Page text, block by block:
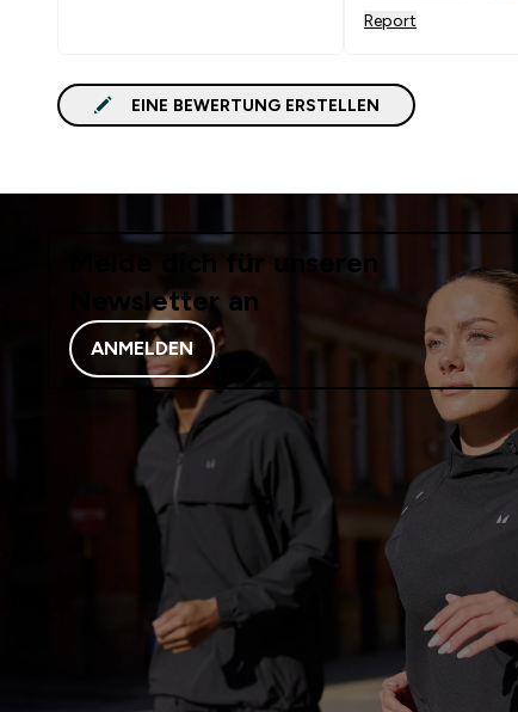
Report
EINE BEWERTUNG ERSTELLEN
Melde dich für unseren
Newsletter an
ANMELDEN